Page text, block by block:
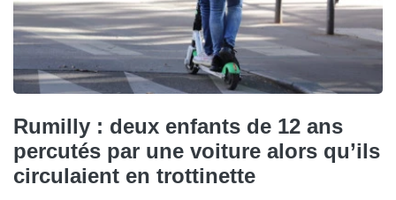
Rumilly : deux enfants de 12 ans
percutés par une voiture alors qu’ils
circulaient en trottinette